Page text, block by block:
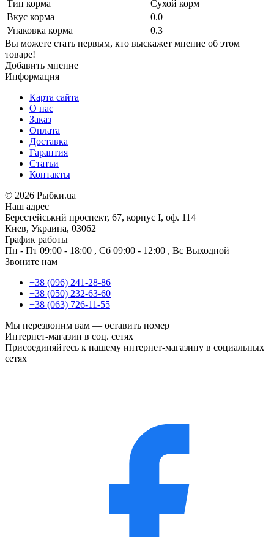
Тип корма
Сухой корм
Вкус корма
0.0
Упаковка корма
0.3
Вы можете стать первым, кто выскажет мнение об этом
товаре!
Добавить мнение
Информация
Карта сайта
О нас
Заказ
Оплата
Доставка
Гарантия
Статьи
Контакты
© 2026 Рыбки.ua
Наш адрес
Берестейський проспект, 67, корпус I, оф. 114
Киев, Украина, 03062
График работы
Пн - Пт 09:00 - 18:00 , Сб 09:00 - 12:00 , Вс Выходной
Звоните нам
+38 (096) 241-28-86
+38 (050) 232-63-60
+38 (063) 726-11-55
Мы перезвоним вам — оставить номер
Интернет-магазин в соц. сетях
Присоединяйтесь к нашему интернет-магазину в социальных
сетях